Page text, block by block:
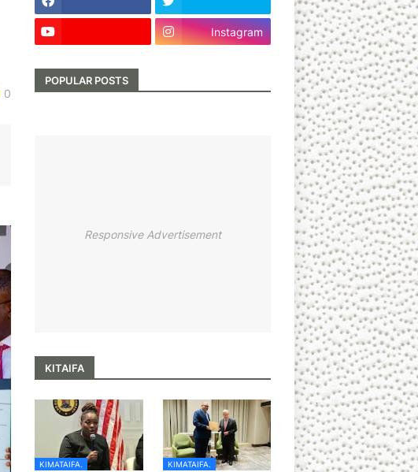
0
Instagram
POPULAR POSTS
Responsive Advertisement
KITAIFA
KIMATAIFA. KIMATAIFA.